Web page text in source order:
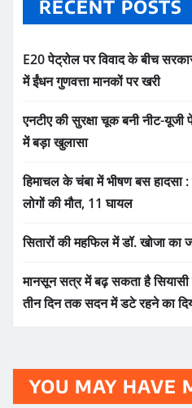
RECENT POSTS
E20 पेट्रोल पर विवाद के बीच
में ईंधन गुणवत्ता मानकों पर खरी
एनटीए की सुरक्षा चूक बनी नीट-
में बड़ा खुलासा
हिमाचल के चंबा में भीषण बस
लोगों की मौत, 11 घायल
सितारों की महफिल में डॉ. खोजा का
मानसून सत्र में बढ़ सकता है
तीन दिन तक सदन में डटे रहने का
YOU MAY HAVE